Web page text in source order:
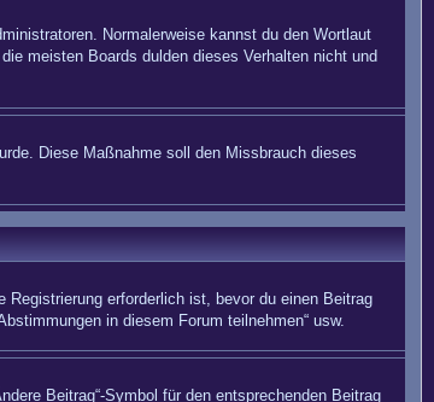
Normalerweise kannst du den Wortlaut
meisten Boards dulden dieses Verhalten nicht und
Diese Maßnahme soll den Missbrauch dieses
erforderlich ist, bevor du einen Beitrag
in diesem Forum teilnehmen“ usw.
Beitrag“-Symbol für den entsprechenden Beitrag